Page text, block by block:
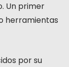
Un primer
herramientas
por su